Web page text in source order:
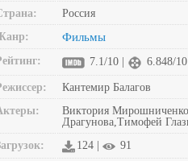
Россия
Фильмы
7.1/10 | 6.848/10
Кантемир Балагов
Виктория
Драгунова,Тимофей
124 | 91